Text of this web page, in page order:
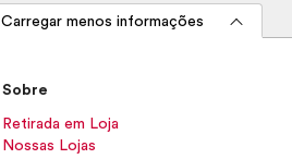
Carregar menos informações
Sobre
Retirada em Loja
Nossas Lojas